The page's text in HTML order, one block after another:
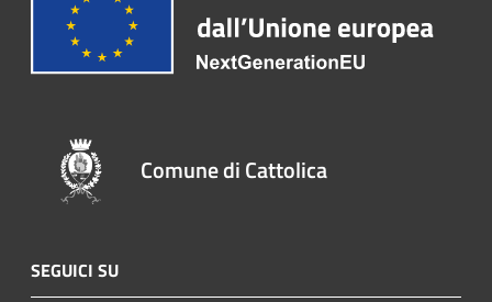
Comune di Cattolica
SEGUICI SU